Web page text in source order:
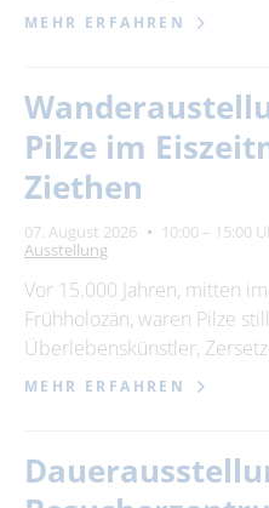
MEHR ERFAHREN
Pilze im
Ziethen
07. August 2026 10:00 – 15:00
Ausstellung
Vor 15.000 Jahren, mitten
Frühholozän, waren Pilze
Überlebenskünstler,
MEHR ERFAHREN